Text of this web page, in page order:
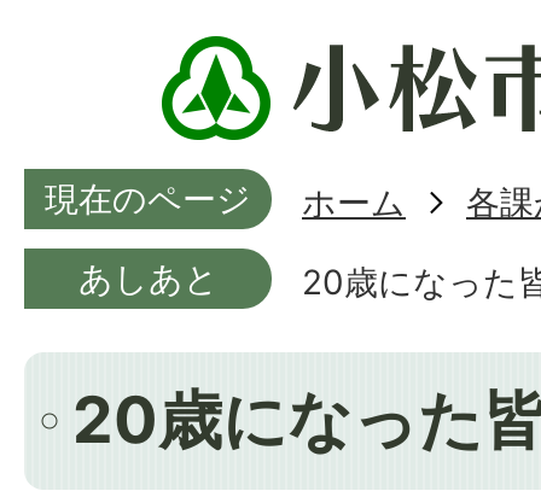
現在のページ ホーム
各
あしあと
20歳になった
20歳になった